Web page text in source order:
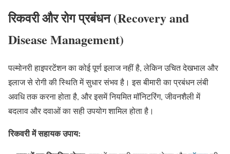
रिकवरी और रोग प्रबंधन (Recovery and
Disease Management)
पल्मोनरी हाइपरटेंशन का कोई पूर्ण इलाज नहीं है, लेकिन उचित देखभाल और
इलाज से रोगी की स्थिति में सुधार संभव है। इस बीमारी का प्रबंधन लंबी
अवधि तक करना होता है, और इसमें नियमित मॉनिटरिंग, जीवनशैली में
बदलाव और दवाओं का सही उपयोग शामिल होता है।
रिकवरी में सहायक उपाय: